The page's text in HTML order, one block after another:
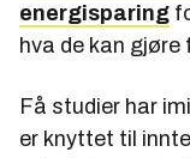
energisparing
hva de kan
Få studier har
er knyttet til